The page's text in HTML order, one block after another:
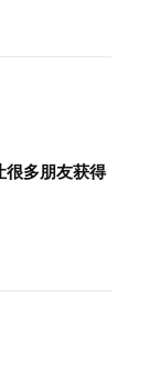
很多朋友获得